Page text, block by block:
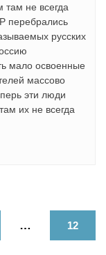
не всегда
перебрались
русских
мало освоенные
массово
эти люди
их не всегда
… 12